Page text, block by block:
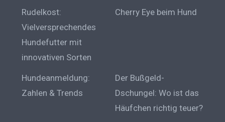
Rudelkost:
Vielversprechendes
Hundefutter mit
innovativen Sorten
Cherry Eye beim Hund
Hundeanmeldung:
Zahlen & Trends
Der Bußgeld-
Dschungel: Wo ist das
Häufchen richtig teuer?